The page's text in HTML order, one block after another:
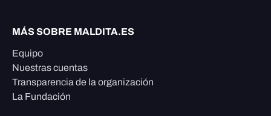
MÁS SOBRE MALDITA.ES
Equipo
Nuestras cuentas
Transparencia de la organización
La Fundación